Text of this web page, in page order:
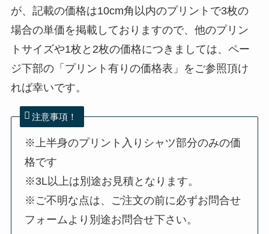
が、記載の価格は10cm角以内のプリントで3枚の
場合の単価を掲載しておりますので、他のプリン
トサイズや1枚と2枚の価格につきましては、ペー
ジ下部の「プリント有りの価格表」をご参照頂け
れば幸いです。
注意事項！
※上半身のプリント入りシャツ部分のみの価
格です
※3L以上は別途お見積となります。
※ご不明な点は、ご注文の前に必ずお問合せ
フォームより別途お問合せ下さい。